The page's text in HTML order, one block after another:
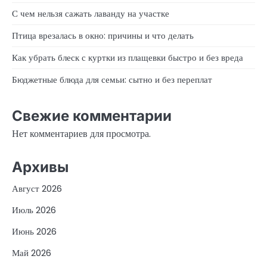
С чем нельзя сажать лаванду на участке
Птица врезалась в окно: причины и что делать
Как убрать блеск с куртки из плащевки быстро и без вреда
Бюджетные блюда для семьи: сытно и без переплат
Свежие комментарии
Нет комментариев для просмотра.
Архивы
Август 2026
Июль 2026
Июнь 2026
Май 2026